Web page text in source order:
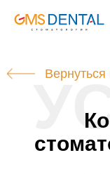
Вернуться